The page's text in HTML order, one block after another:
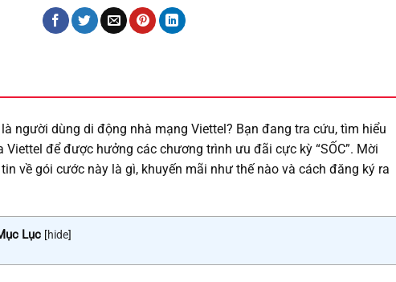
người dùng di động nhà mạng Viettel? Bạn đang tra cứu, tìm hiểu
để được hưởng các chương trình ưu đãi cực kỳ “SỐC”. Mời
về gói cước này là gì, khuyến mãi như thế nào và cách đăng ký ra
Lục [hide]